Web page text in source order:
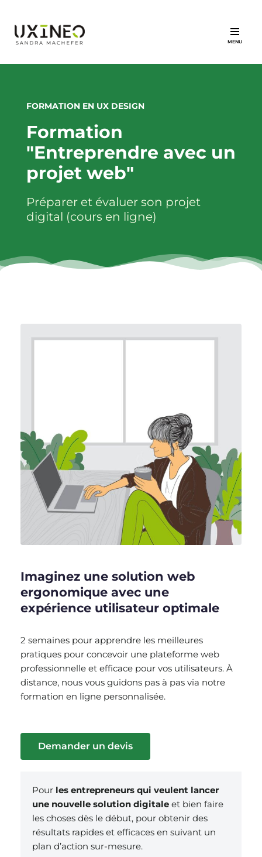
Aller
au
FORMATION EN UX DESIGN
Formation
"Entreprendre avec un
projet web"
Préparer et évaluer son projet
digital (cours en ligne)
Imaginez une solution web
ergonomique avec une
expérience utilisateur optimale
2 semaines pour apprendre les meilleures
pratiques pour concevoir une plateforme web
professionnelle et efficace pour vos utilisateurs. À
distance, nous vous guidons pas à pas via notre
formation en ligne personnalisée.
Demander un devis
Pour les entrepreneurs qui veulent lancer
une nouvelle solution digitale et bien faire
les choses dès le début, pour obtenir des
résultats rapides et efficaces en suivant un
plan d’action sur-mesure.